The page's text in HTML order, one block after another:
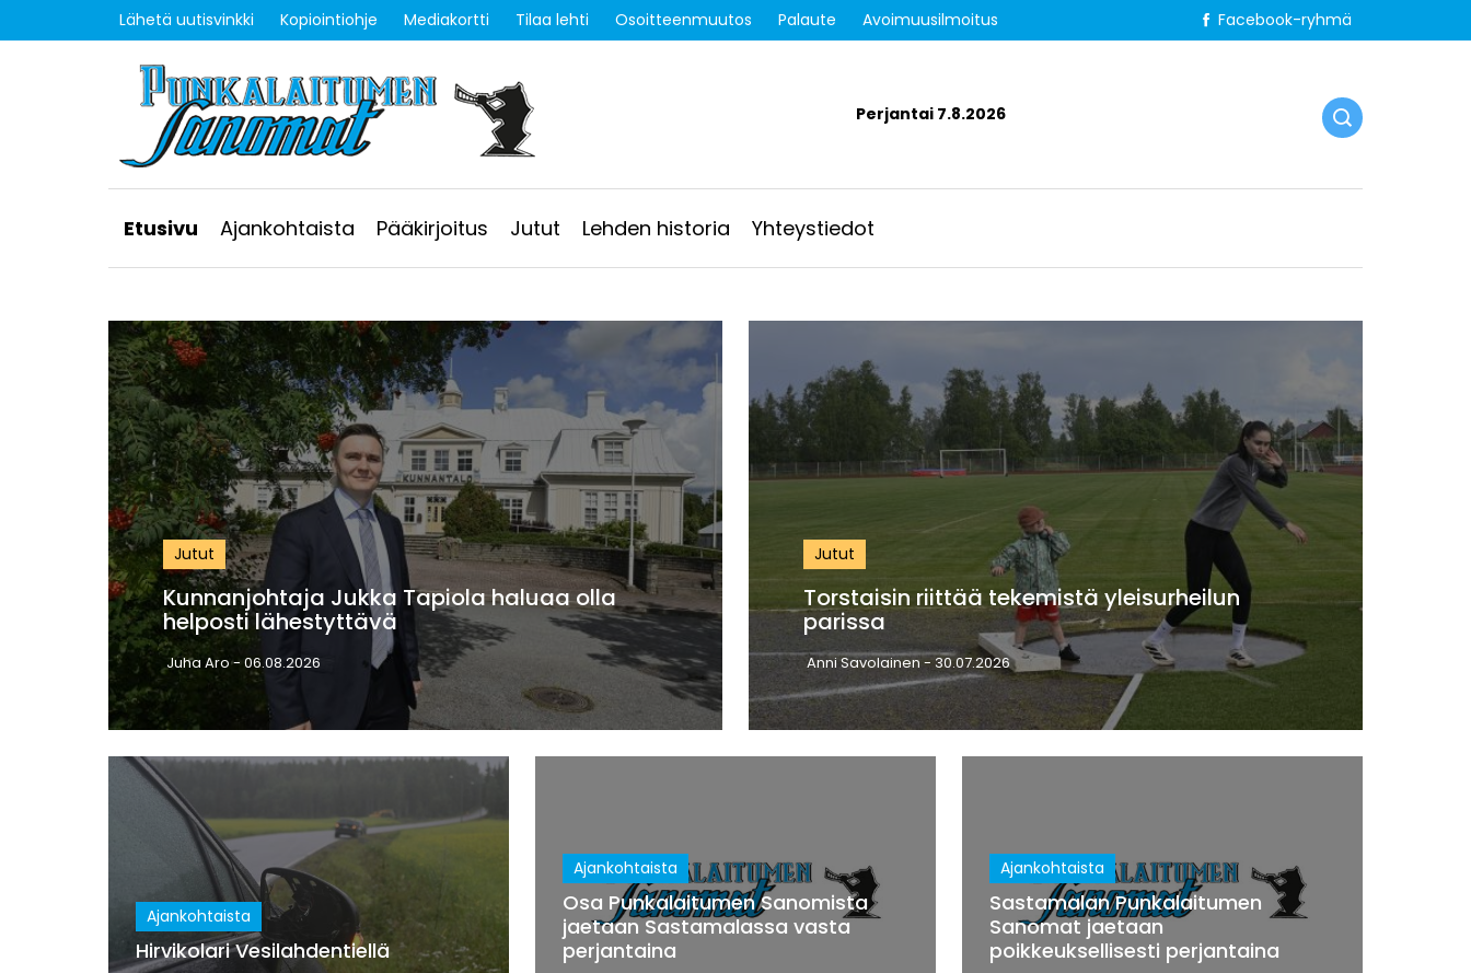
Lähetä uutisvinkki Kopiointiohje Mediakortti Tilaa lehti Osoitteenmuutos Palaute Avoimuusilmoitus Facebook-ryhmä
Perjantai 7.8.2026
Etusivu Ajankohtaista Pääkirjoitus Jutut Lehden historia Yhteystiedot
Jutut
Kunnanjohtaja Jukka Tapiola haluaa olla
helposti lähestyttävä
Juha Aro- 06.08.2026
Jutut
Torstaisin riittää tekemistä yleisurheilun
parissa
Anni Savolainen- 30.07.2026
Ajankohtaista
Hirvikolari Vesilahdentiellä
Ajankohtaista
Osa Punkalaitumen Sanomista
jaetaan Sastamalassa vasta
perjantaina
Ajankohtaista
Sastamalan Punkalaitumen
Sanomat jaetaan
poikkeuksellisesti perjantaina